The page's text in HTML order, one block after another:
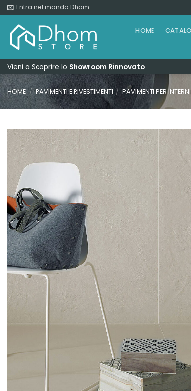
Salta
ai
contenuti
Entra nel mondo Dhom
HOME
Vieni a Scoprire lo Showroom Rinnovato
HOME / PAVIMENTI E RIVESTIMENTI / PAVIMENTI PER INTERNI